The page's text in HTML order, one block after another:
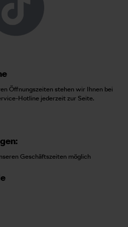
Öffnungszeiten stehen wir Ihnen bei
Hotline jederzeit zur Seite.
Geschäftszeiten möglich